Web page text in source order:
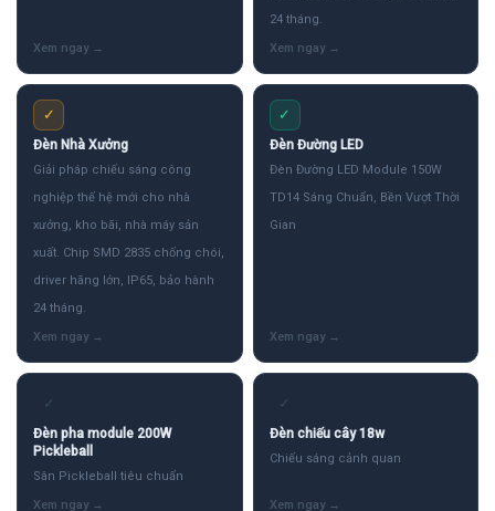
24 tháng.
✓
Đèn Nhà Xưởng
Giải pháp chiếu sáng công
nghiệp thế hệ mới cho nhà
xưởng, kho bãi, nhà máy sản
xuất. Chip SMD 2835 chống chói,
driver hãng lớn, IP65, bảo hành
24 tháng.
✓
Đèn Đường LED
Đèn Đường LED Module 150W
TD14 Sáng Chuẩn, Bền Vượt Thời
Gian
✓
Đèn pha module 200W
Pickleball
Sân Pickleball tiêu chuẩn
✓
Đèn chiếu cây 18w
Chiếu sáng cảnh quan